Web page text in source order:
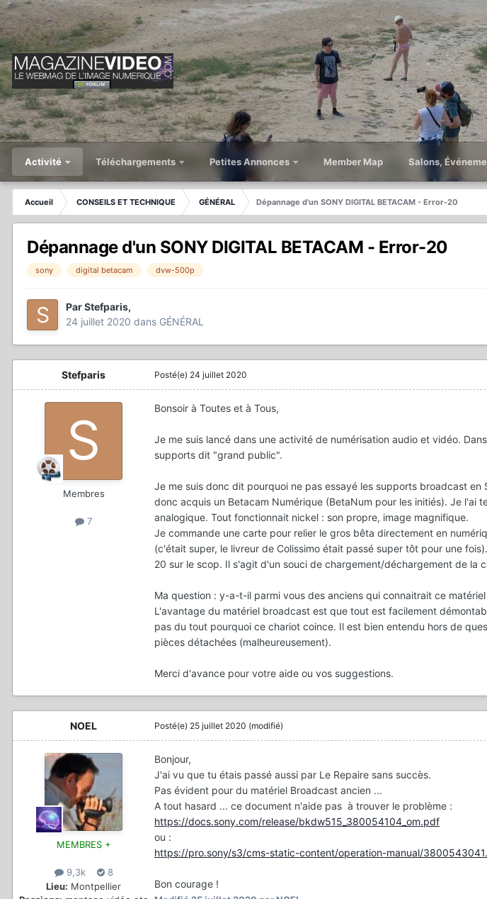
Activité Téléchargements Petites Annonces Member Map Salons,
Accueil CONSEILS ET TECHNIQUE GÉNÉRAL Dépannage d'un SONY DIGITAL BETACAM - Error-20
Dépannage d'un SONY DIGITAL BETACAM - Error-20
sony digital betacam dvw-500p
ParStefparis,
24 juillet 2020 dans GÉNÉRAL
Stefparis
Membres
7
Posté(e) 24 juillet 2020
Bonsoir à Toutes et à Tous,
Je me suis lancé dans une activité de numérisation audio et vidéo.
supports dit "grand public".
Je me suis donc dit pourquoi ne pas essayé les supports broadcast
donc acquis un Betacam Numérique (BetaNum pour les initiés). Je l'ai
analogique. Tout fonctionnait nickel : son propre, image magnifique.
Je commande une carte pour relier le gros bêta directement en
(c'était super, le livreur de Colissimo était passé super tôt pour une
20 sur le scop. Il s'agit d'un souci de chargement/déchargement de la
Ma question : y-a-t-il parmi vous des anciens qui connaitrait ce
L'avantage du matériel broadcast est que tout est facilement
pas du tout pourquoi ce chariot coince. Il est bien entendu hors de
pièces détachées (malheureusement).
Merci d'avance pour votre aide ou vos suggestions.
NOEL
MEMBRES +
9,3k
8
Lieu: Montpellier
Posté(e) 25 juillet 2020 (modifié)
Bonjour,
J'ai vu que tu étais passé aussi par Le Repaire sans succès.
Pas évident pour du matériel Broadcast ancien ...
A tout hasard ... ce document n'aide pas à trouver le problème :
https://docs.sony.com/release/bkdw515_380054104_om.pdf
ou :
https://pro.sony/s3/cms-static-content/operation-manual/
Bon courage !